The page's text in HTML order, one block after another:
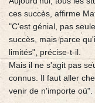
ces succès, affirme
"C'est génial, pas
succès, mais parce
limités", précise-t-il.
Mais il ne s'agit pas
connus. Il faut aller
venir de n'importe où".